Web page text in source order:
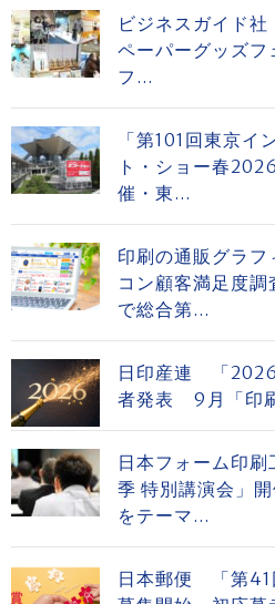
ビジネスガイド
ペーパーグッズ
フ...
「第101回東京イ
ト・ショー春
催・東...
印刷の通販グラ
コン顧客満足度
で総合第...
日印産連 「2026
者発表 9月「印
日本フォーム印
季 特別講演会」
をテーマ...
日本郵便 「第41